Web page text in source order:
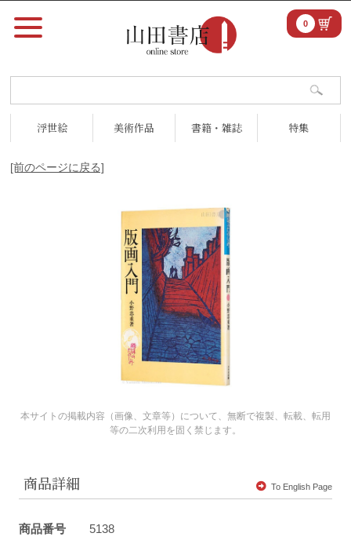
浮世絵 美術作品 書籍・雑誌 特集
0
[前のページに戻る]
本サイトの掲載内容（画像、文章等）について、無断で複製、転載、転用
等の二次利用を固く禁じます。
商品詳細 To English Page
商品番号 5138